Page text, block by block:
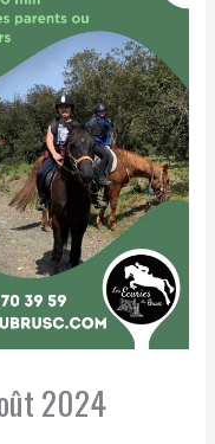
2024